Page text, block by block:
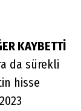
KAYBETTİ
da sürekli
hisse